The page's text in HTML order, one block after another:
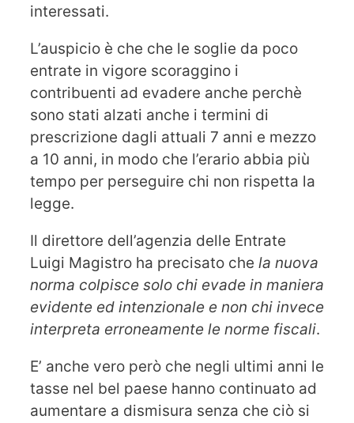
interessati.
L’auspicio è che che le soglie da poco
entrate in vigore scoraggino i
contribuenti ad evadere anche perchè
sono stati alzati anche i termini di
prescrizione dagli attuali 7 anni e mezzo
a 10 anni, in modo che l’erario abbia più
tempo per perseguire chi non rispetta la
legge.
Il direttore dell’agenzia delle Entrate
Luigi Magistro ha precisato che la nuova
norma colpisce solo chi evade in maniera
evidente ed intenzionale e non chi invece
interpreta erroneamente le norme fiscali.
E’ anche vero però che negli ultimi anni le
tasse nel bel paese hanno continuato ad
aumentare a dismisura senza che ciò si